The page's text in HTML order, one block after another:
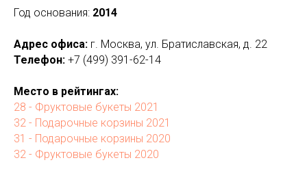
Год основания: 2014
Адрес офиса: г. Москва, ул. Братиславская, д. 22
Телефон: +7 (499) 391-62-14
Место в рейтингах:
28 - Фруктовые букеты 2021
32 - Подарочные корзины 2021
31 - Подарочные корзины 2020
32 - Фруктовые букеты 2020